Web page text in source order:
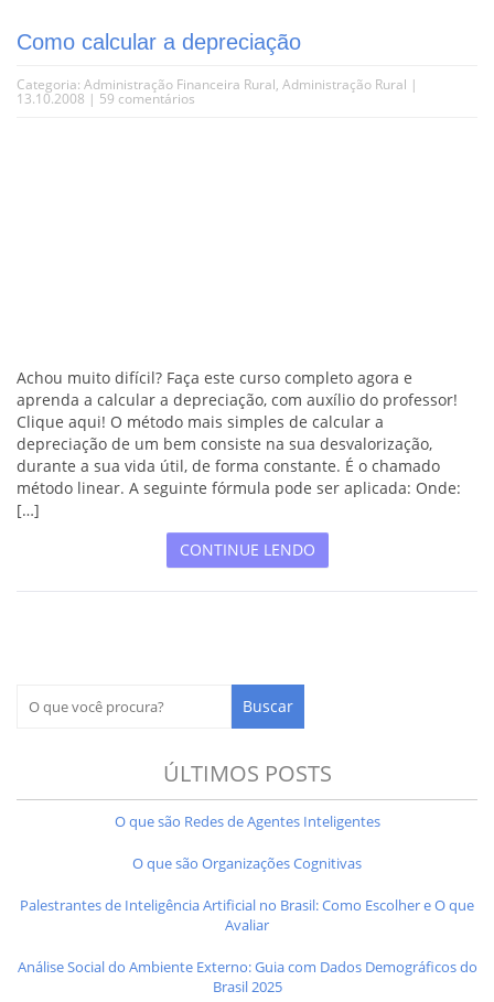
Como calcular a depreciação
Categoria: Administração Financeira Rural, Administração Rural |
13.10.2008 | 59 comentários
Achou muito difícil? Faça este curso completo agora e
aprenda a calcular a depreciação, com auxílio do professor!
Clique aqui! O método mais simples de calcular a
depreciação de um bem consiste na sua desvalorização,
durante a sua vida útil, de forma constante. É o chamado
método linear. A seguinte fórmula pode ser aplicada: Onde:
[…]
CONTINUE LENDO
ÚLTIMOS POSTS
O que são Redes de Agentes Inteligentes
O que são Organizações Cognitivas
Palestrantes de Inteligência Artificial no Brasil: Como Escolher e O que
Avaliar
Análise Social do Ambiente Externo: Guia com Dados Demográficos do
Brasil 2025